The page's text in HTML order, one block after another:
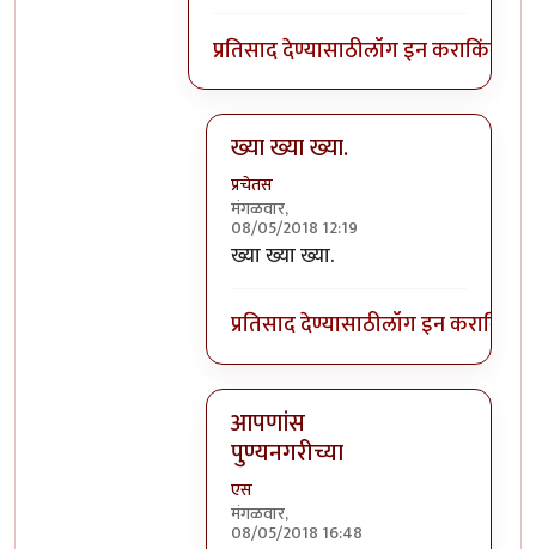
प्रतिसाद देण्यासाठीलॉग इन कराकिंवा
ख्या ख्या ख्या.
प्रचेतस
मंगळवार,
08/05/2018 12:19
In reply toकाये ना, की पुणेकरांना भायेर
ख्या ख्या ख्या.
प्रतिसाद देण्यासाठीलॉग इन कराकिंवा
आपणांस
पुण्यनगरीच्या
एस
मंगळवार,
08/05/2018 16:48